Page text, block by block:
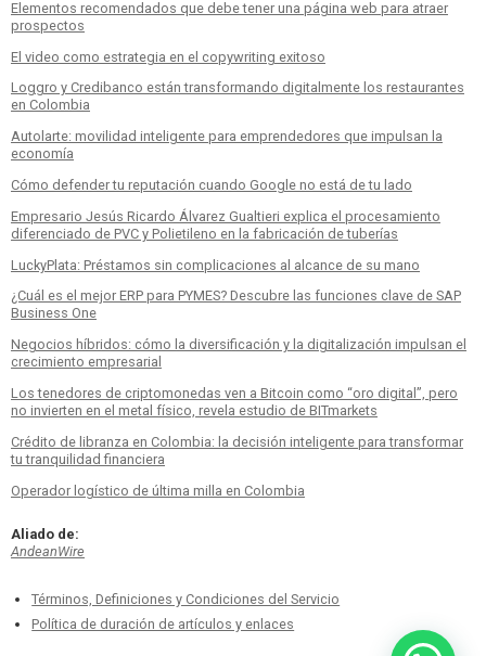
Elementos recomendados que debe tener una página web para atraer
prospectos
El video como estrategia en el copywriting exitoso
Loggro y Credibanco están transformando digitalmente los restaurantes
en Colombia
Autolarte: movilidad inteligente para emprendedores que impulsan la
economía
Cómo defender tu reputación cuando Google no está de tu lado
Empresario Jesús Ricardo Álvarez Gualtieri explica el procesamiento
diferenciado de PVC y Polietileno en la fabricación de tuberías
LuckyPlata: Préstamos sin complicaciones al alcance de su mano
¿Cuál es el mejor ERP para PYMES? Descubre las funciones clave de SAP
Business One
Negocios híbridos: cómo la diversificación y la digitalización impulsan el
crecimiento empresarial
Los tenedores de criptomonedas ven a Bitcoin como “oro digital”, pero
no invierten en el metal físico, revela estudio de BITmarkets
Crédito de libranza en Colombia: la decisión inteligente para transformar
tu tranquilidad financiera
Operador logístico de última milla en Colombia
Aliado de:
AndeanWire
Términos, Definiciones y Condiciones del Servicio
Política de duración de artículos y enlaces